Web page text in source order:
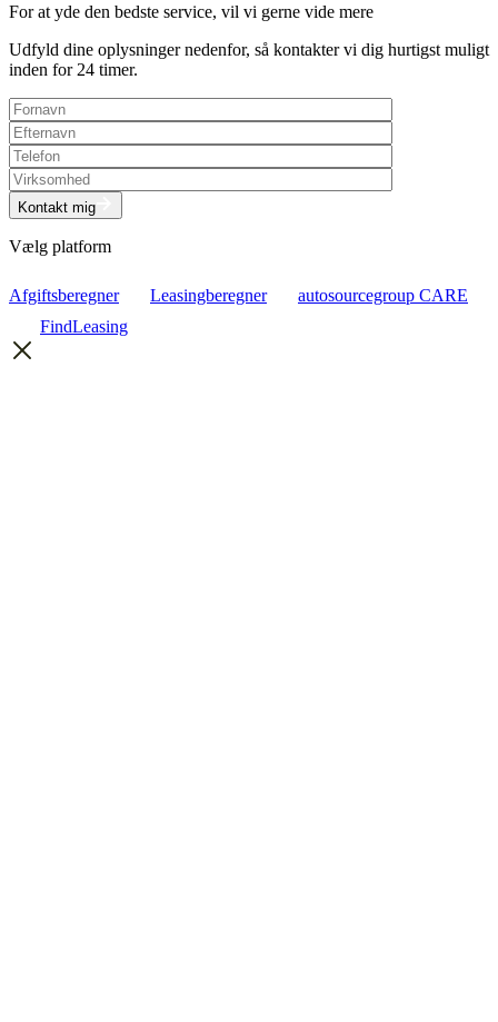
For at yde den bedste service, vil vi gerne vide mere
Udfyld dine oplysninger nedenfor, så kontakter vi dig hurtigst muligt
inden for 24 timer.
Kontakt mig
Vælg platform
Afgiftsberegner Leasingberegner
autosourcegroup CARE
FindLeasing